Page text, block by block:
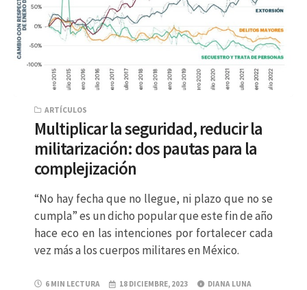
ARTÍCULOS
Multiplicar la seguridad, reducir la
militarización: dos pautas para la
complejización
“No hay fecha que no llegue, ni plazo que no se
cumpla” es un dicho popular que este fin de año
hace eco en las intenciones por fortalecer cada
vez más a los cuerpos militares en México.
6 MIN LECTURA 18 DICIEMBRE, 2023 DIANA LUNA